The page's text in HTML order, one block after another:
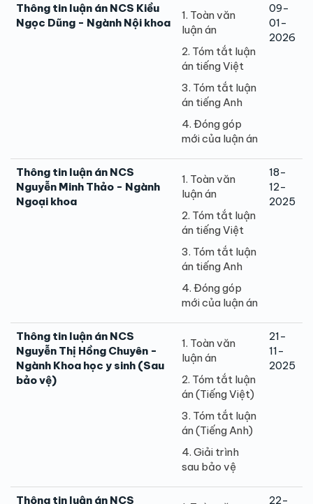
Thông tin luận án NCS Kiều
Ngọc Dũng - Ngành Nội khoa
1. Toàn văn
luận án
2. Tóm tắt luận
án tiếng Việt
3. Tóm tắt luận
án tiếng Anh
4. Đóng góp
mới của luận án
09-
01-
2026
Thông tin luận án NCS
Nguyễn Minh Thảo - Ngành
Ngoại khoa
1. Toàn văn
luận án
2. Tóm tắt luận
án tiếng Việt
3. Tóm tắt luận
án tiếng Anh
4. Đóng góp
mới của luận án
18-
12-
2025
Thông tin luận án NCS
Nguyễn Thị Hồng Chuyên -
Ngành Khoa học y sinh (Sau
bảo vệ)
1. Toàn văn
luận án
2. Tóm tắt luận
án (Tiếng Việt)
3. Tóm tắt luận
án (Tiếng Anh)
4. Giải trình
sau bảo vệ
21-
11-
2025
Thông tin luận án NCS 22-